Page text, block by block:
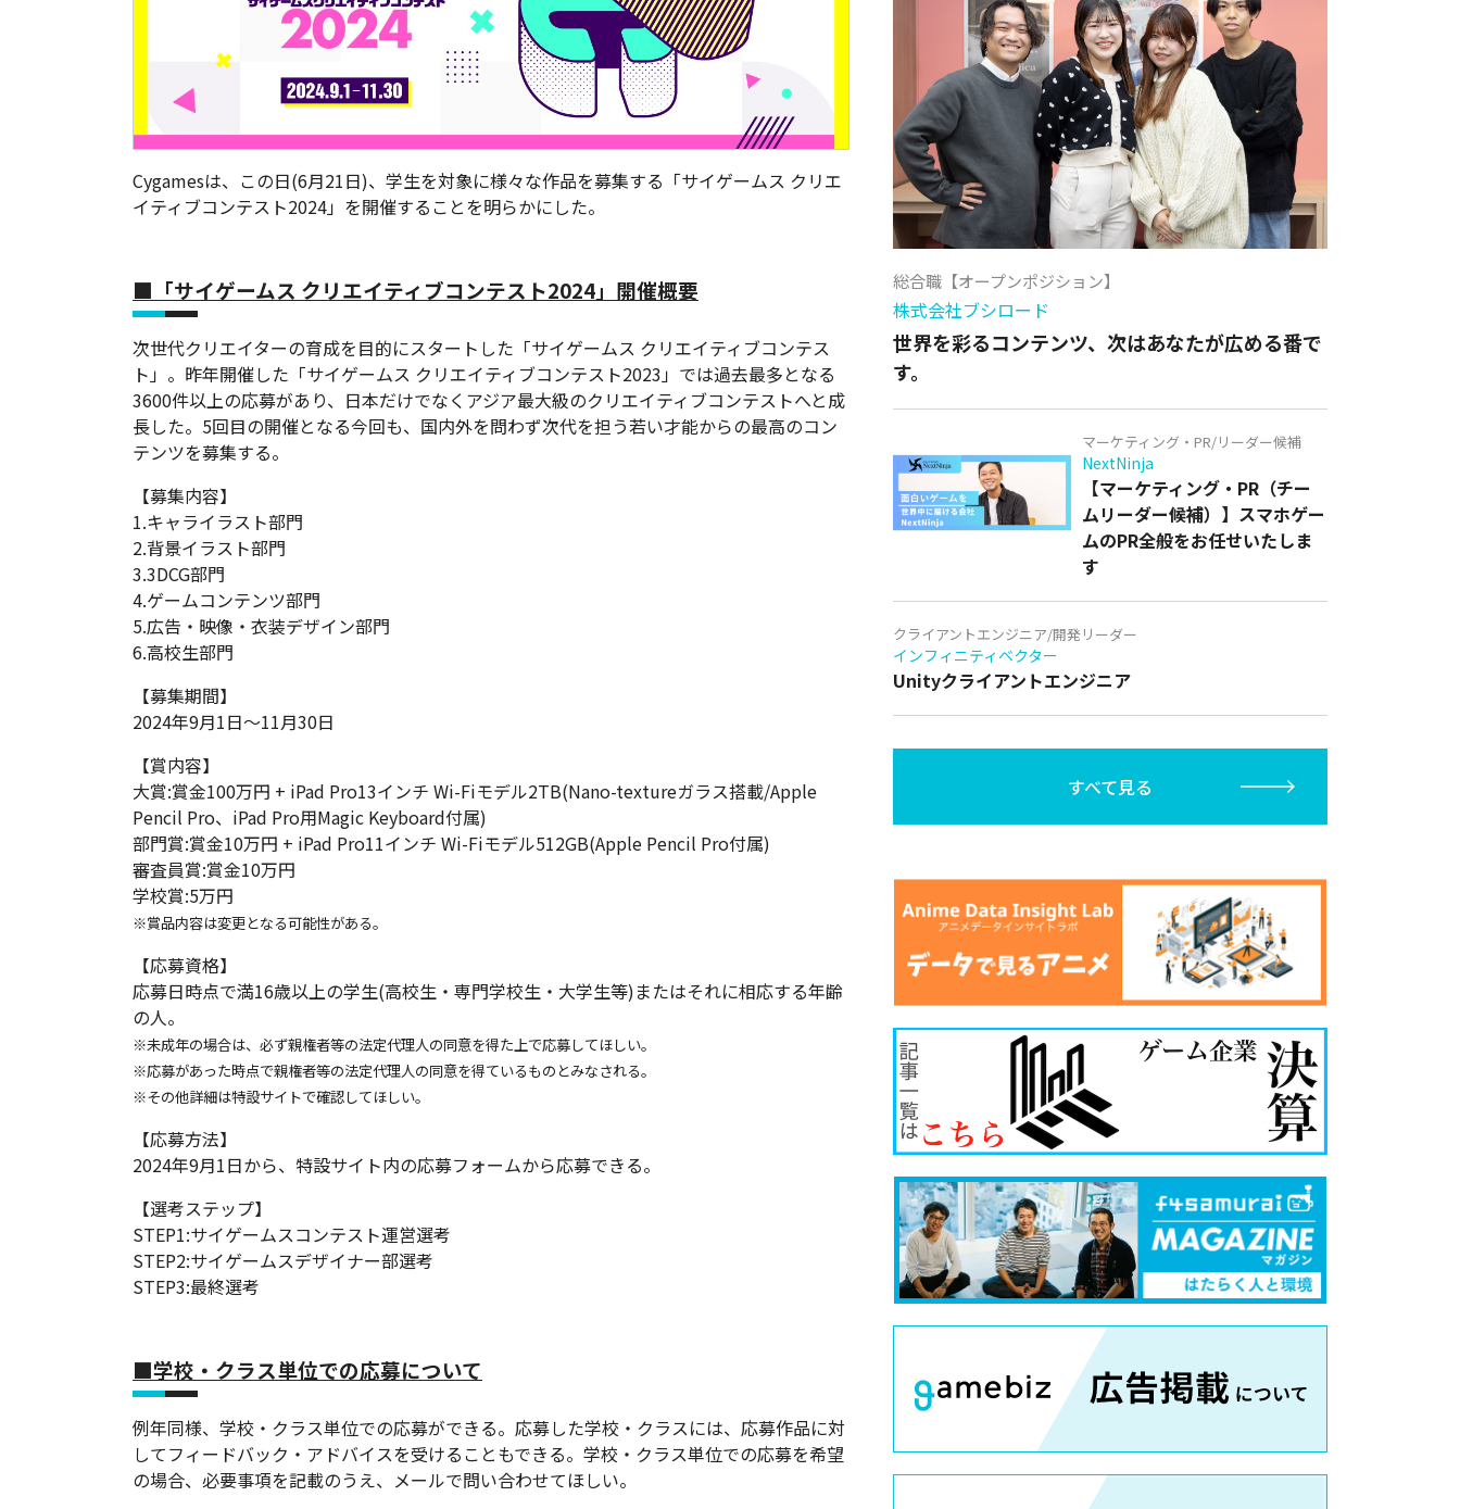
Cygamesは、この日(6月21日)、学生を対象に様々な作品を募集する「サイゲームス クリエ
イティブコンテスト2024」を開催することを明らかにした。
■「サイゲームス クリエイティブコンテスト2024」開催概要
次世代クリエイターの育成を目的にスタートした「サイゲームス クリエイティブコンテス
ト」。昨年開催した「サイゲームス クリエイティブコンテスト2023」では過去最多となる
3600件以上の応募があり、日本だけでなくアジア最大級のクリエイティブコンテストへと成
長した。5回目の開催となる今回も、国内外を問わず次代を担う若い才能からの最高のコン
テンツを募集する。
【募集内容】
1.キャライラスト部門
2.背景イラスト部門
3.3DCG部門
4.ゲームコンテンツ部門
5.広告・映像・衣装デザイン部門
6.高校生部門
【募集期間】
2024年9月1日～11月30日
【賞内容】
大賞:賞金100万円 + iPad Pro13インチ Wi-Fiモデル2TB(Nano-textureガラス搭載/Apple
Pencil Pro、iPad Pro用Magic Keyboard付属)
部門賞:賞金10万円 + iPad Pro11インチ Wi-Fiモデル512GB(Apple Pencil Pro付属)
審査員賞:賞金10万円
学校賞:5万円
※賞品内容は変更となる可能性がある。
【応募資格】
応募日時点で満16歳以上の学生(高校生・専門学校生・大学生等)またはそれに相応する年齢
の人。
※未成年の場合は、必ず親権者等の法定代理人の同意を得た上で応募してほしい。
※応募があった時点で親権者等の法定代理人の同意を得ているものとみなされる。
※その他詳細は特設サイトで確認してほしい。
【応募方法】
2024年9月1日から、特設サイト内の応募フォームから応募できる。
【選考ステップ】
STEP1:サイゲームスコンテスト運営選考
STEP2:サイゲームスデザイナー部選考
STEP3:最終選考
■学校・クラス単位での応募について
例年同様、学校・クラス単位での応募ができる。応募した学校・クラスには、応募作品に対
してフィードバック・アドバイスを受けることもできる。学校・クラス単位での応募を希望
の場合、必要事項を記載のうえ、メールで問い合わせてほしい。
総合職【オープンポジション】
株式会社ブシロード
世界を彩るコンテンツ、次はあなたが広める番で
す。
マーケティング・PR/リーダー候補
NextNinja
【マーケティング・PR（チー
ムリーダー候補）】スマホゲー
ムのPR全般をお任せいたしま
す
クライアントエンジニア/開発リーダー
インフィニティベクター
Unityクライアントエンジニア
すべて見る